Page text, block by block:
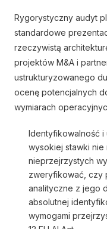
Rygorystyczny audyt
standardowe
rzeczywistą
projektów M&A i
ustrukturyzowanego
ocenę potencjalnych
wymiarach
Identyfikowalność i
wysokiej stawki nie
nieprzejrzystych
zweryfikować, czy
analityczne z jego
absolutnej
wymogami